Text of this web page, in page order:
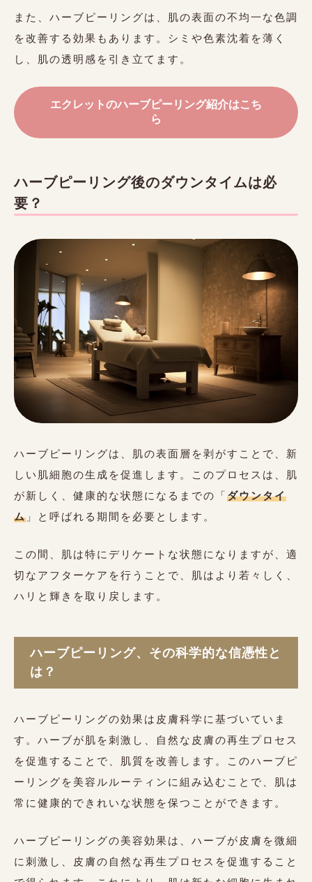
また、ハーブピーリングは、肌の表面の不均一な色調
を改善する効果もあります。シミや色素沈着を薄く
し、肌の透明感を引き立てます。
エクレットのハーブピーリング紹介はこち
ら
ハーブピーリング後のダウンタイムは必
要？
ハーブピーリングは、肌の表面層を剥がすことで、新
しい肌細胞の生成を促進します。このプロセスは、肌
が新しく、健康的な状態になるまでの「ダウンタイ
ム 」と呼ばれる期間を必要とします。
この間、肌は特にデリケートな状態になりますが、適
切なアフターケアを行うことで、肌はより若々しく、
ハリと輝きを取り戻します。
ハーブピーリング、その科学的な信憑性と
は？
ハーブピーリングの効果は皮膚科学に基づいていま
す。ハーブが肌を刺激し、自然な皮膚の再生プロセス
を促進することで、肌質を改善します。このハーブピ
ーリングを美容ルルーティンに組み込むことで、肌は
常に健康的できれいな状態を保つことができます。
ハーブピーリングの美容効果は、ハーブが皮膚を微細
に刺激し、皮膚の自然な再生プロセスを促進すること